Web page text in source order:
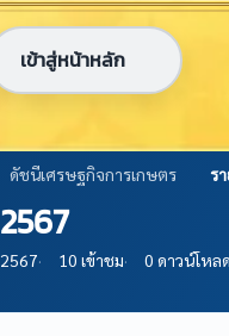
เข้าสู่หน้าหลัก
รแห่งชาติ
Big Data Center
ดัชนีเศรษฐกิจการเกษตร ร
· 10 เข้าชม· 0 ดาวน์โหลด